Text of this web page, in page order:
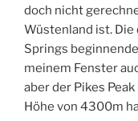
doch nicht
Wüstenland ist.
Springs
meinem Fenster
aber der Pikes
Höhe von 4300m